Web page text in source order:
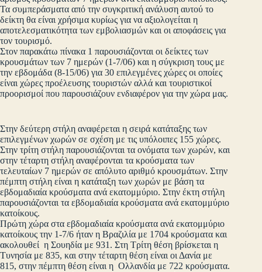
Τα συμπεράσματα από την συγκριτική ανάλυση αυτού το
δείκτη θα είναι χρήσιμα κυρίως για να αξιολογείται η
αποτελεσματικότητα των εμβολιασμών και οι αποφάσεις για
τον τουρισμό.
Στον παρακάτω πίνακα 1 παρουσιάζονται οι δείκτες των
κρουσμάτων των 7 ημερών (1-7/06) και η σύγκριση τους με
την εβδομάδα (8-15/06) για 30 επιλεγμένες χώρες οι οποίες
είναι χώρες προέλευσης τουριστών αλλά και τουριστικοί
προορισμοί που παρουσιάζουν ενδιαφέρον για την χώρα μας.
Στην δεύτερη στήλη αναφέρεται η σειρά κατάταξης των
επιλεγμένων χωρών σε σχέση με τις υπόλοιπες 155 χώρες.
Στην τρίτη στήλη παρουσιάζονται τα ονόματα των χωρών, και
στην τέταρτη στήλη αναφέρονται τα κρούσματα των
τελευταίων 7 ημερών σε απόλυτο αριθμό κρουσμάτων. Στην
πέμπτη στήλη είναι η κατάταξη των χωρών με βάση τα
εβδομαδιαία κρούσματα ανά εκατομμύριο. Στην έκτη στήλη
παρουσιάζονται τα εβδομαδιαία κρούσματα ανά εκατομμύριο
κατοίκους.
Πρώτη χώρα στα εβδομαδιαία κρούσματα ανά εκατομμύριο
κατοίκους την 1-7/6 ήταν η Βραζιλία με 1704 κρούσματα και
ακολουθεί η Σουηδία με 931. Στη Τρίτη θέση βρίσκεται η
Τυνησία με 835, και στην τέταρτη θέση είναι οι Δανία με
815, στην πέμπτη θέση είναι η Ολλανδία με 722 κρούσματα.